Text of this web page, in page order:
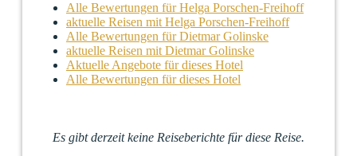
Alle Bewertungen für Helga Porschen-Freihoff
aktuelle Reisen mit Helga Porschen-Freihoff
Alle Bewertungen für Dietmar Golinske
aktuelle Reisen mit Dietmar Golinske
Aktuelle Angebote für dieses Hotel
Alle Bewertungen für dieses Hotel
Es gibt derzeit keine Reiseberichte für diese Reise.